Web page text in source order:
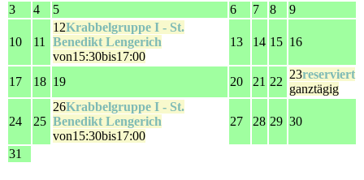
3
4 5 6 7 8 9
10 11
12Krabbelgruppe I - St.
Benedikt Lengerich
von15:30bis17:00
13 14 15 16
17 18 19 20 21 22
23reserviert
ganztägig
24 25
26Krabbelgruppe I - St.
Benedikt Lengerich
von15:30bis17:00
27 28 29 30
31